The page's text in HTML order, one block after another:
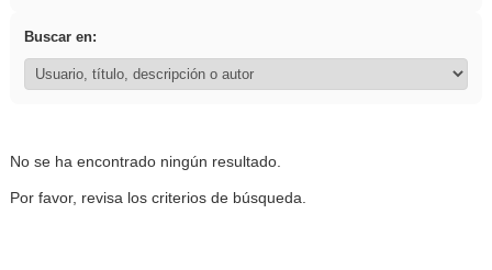
Buscar en:
No se ha encontrado ningún resultado.
Por favor, revisa los criterios de búsqueda.